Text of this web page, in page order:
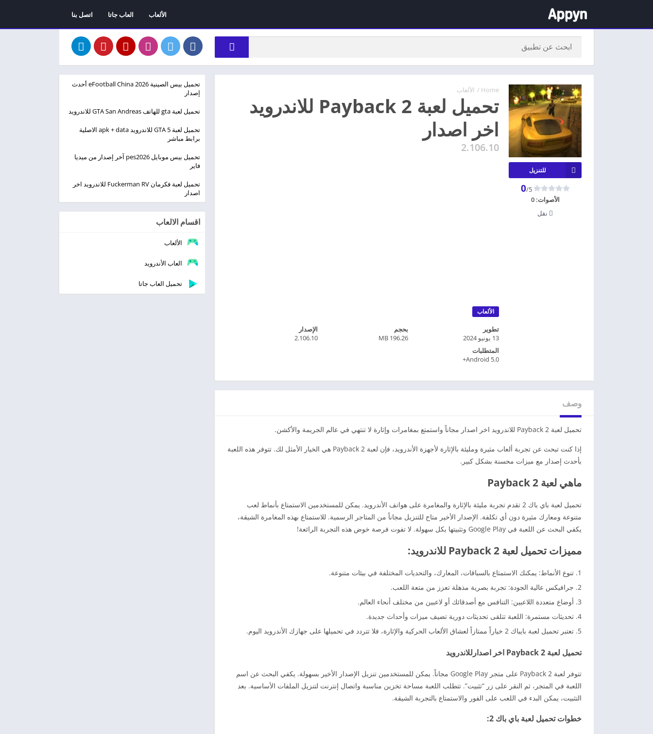
الألعاب العاب جاتا اتصل بنا
Home
/ الألعاب
تحميل لعبة Payback 2 للاندرويد
اخر اصدار
2.106.10
الألعاب
للتنزيل
0/5
الأصوات:0
نقل
تطوير
13 يونيو 2024
بحجم
196.26 MB
الإصدار
2.106.10
المتطلبات
Android 5.0+
وصف
تحميل لعبة Payback 2 للاندرويد اخر اصدار مجاناً واستمتع بمغامرات وإثارة لا تنتهي في عالم الجريمة والأكشن.
إذا كنت تبحث عن تجربة ألعاب مثيرة ومليئة بالإثارة لأجهزة الأندرويد، فإن لعبة Payback 2 هي الخيار الأمثل لك. تتوفر هذه اللعبة
بأحدث إصدار مع ميزات محسنة بشكل كبير.
ماهي لعبة Payback 2
تحميل لعبة باي باك 2 تقدم تجربة مليئة بالإثارة والمغامرة على هواتف الأندرويد. يمكن للمستخدمين الاستمتاع بأنماط لعب
متنوعة ومعارك مثيرة دون أي تكلفة. الإصدار الأخير متاح للتنزيل مجاناً من المتاجر الرسمية. للاستمتاع بهذه المغامرة الشيقة،
يكفي البحث عن اللعبة في Google Play وتثبيتها بكل سهولة. لا تفوت فرصة خوض هذه التجربة الرائعة!
مميزات تحميل لعبة Payback 2 للاندرويد:
تنوع الأنماط: يمكنك الاستمتاع بالسباقات، المعارك، والتحديات المختلفة في بيئات متنوعة.
جرافيكس عالية الجودة: تجربة بصرية مذهلة تعزز من متعة اللعب.
أوضاع متعددة اللاعبين: التنافس مع أصدقائك أو لاعبين من مختلف أنحاء العالم.
تحديثات مستمرة: اللعبة تتلقى تحديثات دورية تضيف ميزات وأحداث جديدة.
تعتبر تحميل لعبة بايباك 2 خياراً ممتازاً لعشاق الألعاب الحركية والإثارة، فلا تتردد في تحميلها على جهازك الأندرويد اليوم.
تحميل لعبة Payback 2 اخر اصدارللاندرويد
تتوفر لعبة Payback 2 على متجر Google Play مجاناً. يمكن للمستخدمين تنزيل الإصدار الأخير بسهولة. يكفي البحث عن اسم
اللعبة في المتجر، ثم النقر على زر “تثبيت”. تتطلب اللعبة مساحة تخزين مناسبة واتصال إنترنت لتنزيل الملفات الأساسية. بعد
التثبيت، يمكن البدء في اللعب على الفور والاستمتاع بالتجربة الشيقة.
خطوات تحميل لعبة باي باك 2:
تحميل بيس الصينية eFootball China 2026 أحدث
إصدار
تحميل لعبة gta للهاتف GTA San Andreas للاندرويد
تحميل لعبة GTA 5 للاندرويد apk + data الاصلية
برابط مباشر
تحميل بيس موبايل pes2026 آخر إصدار من ميديا
فاير
تحميل لعبة فكرمان Fuckerman RV للاندرويد اخر
اصدار
اقسام الالعاب
الألعاب
العاب الأندرويد
تحميل العاب جاتا